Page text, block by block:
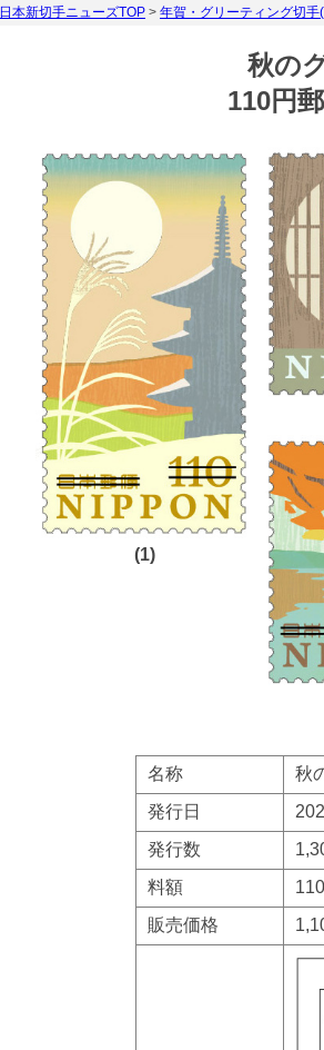
日本新切手ニューズTOP > 年賀・グリーティング切
秋の
110円
(1)
名称
秋
発行日
発行数
料額
販売価格